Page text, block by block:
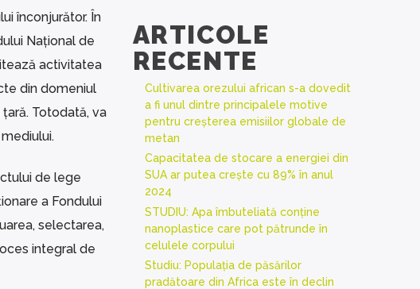
înconjurător. În
Național de
activitatea
din domeniul
Totodată, va
de lege
a Fondului
selectarea,
integral de
ARTICOLE
RECENTE
Cultivarea orezului african s-a dovedit
a fi unul dintre principalele motive
pentru creșterea emisiilor globale de
metan
Capacitatea de stocare a energiei din
SUA ar putea crește cu 89% în anul
2024
STUDIU: Apa îmbuteliată conține
nanoplastice care pot pătrunde în
celulele corpului
Studiu: Populația de păsărilor
pradătoare din Africa este în declin